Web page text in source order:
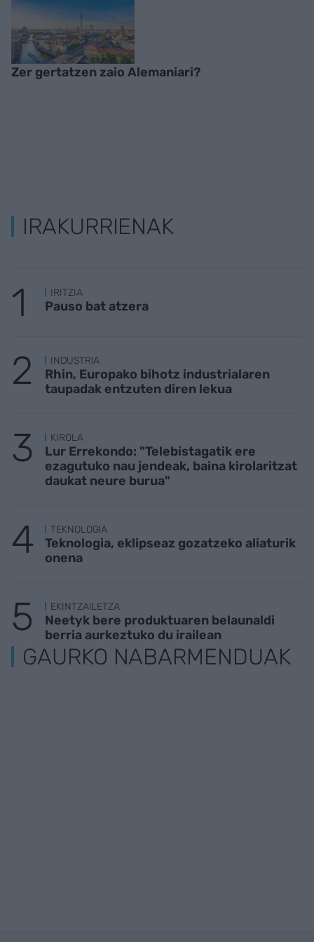
Zer gertatzen zaio Alemaniari?
IRAKURRIENAK
IRITZIA
Pauso bat atzera
INDUSTRIA
Rhin, Europako bihotz industrialaren
taupadak entzuten diren lekua
KIROLA
Lur Errekondo: "Telebistagatik ere
ezagutuko nau jendeak, baina kirolaritzat
daukat neure burua"
TEKNOLOGIA
Teknologia, eklipseaz gozatzeko aliaturik
onena
EKINTZAILETZA
Neetyk bere produktuaren belaunaldi
berria aurkeztuko du irailean
GAURKO NABARMENDUAK